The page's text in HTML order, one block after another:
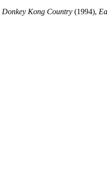
Donkey Kong Country (1994),